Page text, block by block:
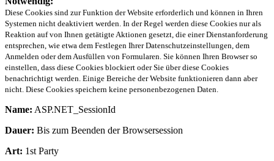
Diese Cookies sind zur Funktion der Website erforderlich und können in Ihren
Systemen nicht deaktiviert werden. In der Regel werden diese Cookies nur als
Reaktion auf von Ihnen getätigte Aktionen gesetzt, die einer Dienstanforderung
entsprechen, wie etwa dem Festlegen Ihrer Datenschutzeinstellungen, dem
Anmelden oder dem Ausfüllen von Formularen. Sie können Ihren Browser so
einstellen, dass diese Cookies blockiert oder Sie über diese Cookies
benachrichtigt werden. Einige Bereiche der Website funktionieren dann aber
nicht. Diese Cookies speichern keine personenbezogenen Daten.
Name: ASP.NET_SessionId
Dauer: Bis zum Beenden der Browsersession
Art: 1st Party